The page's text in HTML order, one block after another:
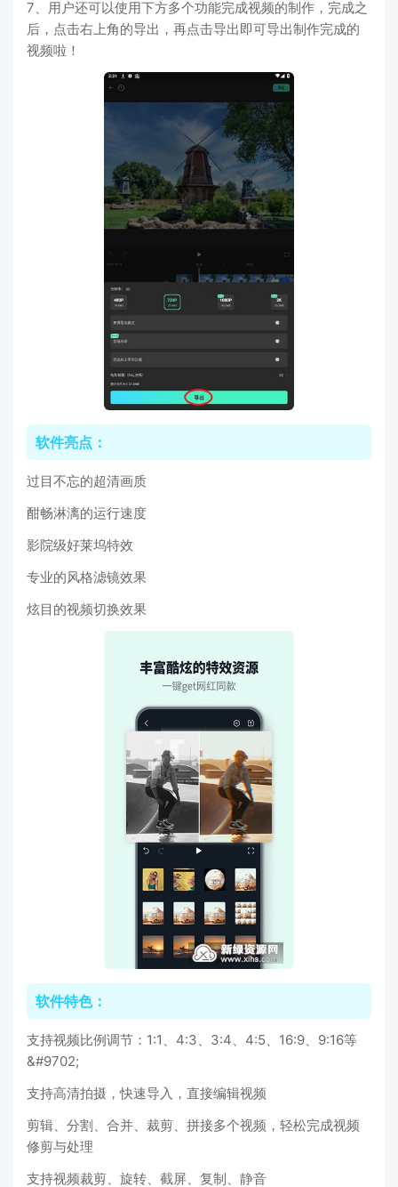
7、用户还可以使用下方多个功能完成视频的制作，完成之
后，点击右上角的导出，再点击导出即可导出制作完成的
视频啦！
软件亮点：
过目不忘的超清画质
酣畅淋漓的运行速度
影院级好莱坞特效
专业的风格滤镜效果
炫目的视频切换效果
软件特色：
支持视频比例调节：1:1、4:3、3:4、4:5、16:9、9:16等
&#9702;
支持高清拍摄，快速导入，直接编辑视频
剪辑、分割、合并、裁剪、拼接多个视频，轻松完成视频
修剪与处理
支持视频裁剪、旋转、截屏、复制、静音